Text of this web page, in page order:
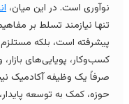
است. در این میان،انجام
نیازمند تسلط بر مفاهیم
است، بلکه مستلزم
پویایی‌های بازار، و
یک وظیفه آکادمیک نیست؛
کمک به توسعه پایدار،